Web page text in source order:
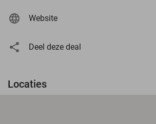
Website
Deel deze deal
Locaties